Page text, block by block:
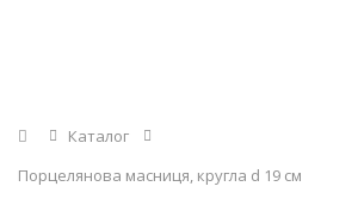
Головна
Каталог
Порцелянова масниця, кругла d 19 см